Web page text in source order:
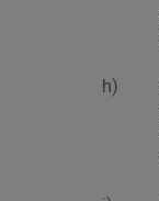
h)